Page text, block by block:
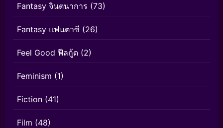
Fantasy จินตนาการ (73)
Fantasy แฟนตาซี (26)
Feel Good ฟีลกู้ด (2)
Feminism (1)
Fiction (41)
Film (48)